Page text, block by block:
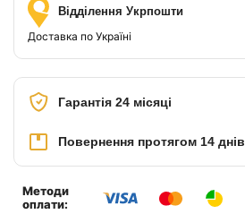
Відділення Укрпошти
Доставка по Україні
Гарантія 24 місяці
Повернення протягом 14 днів
Методи
оплати: